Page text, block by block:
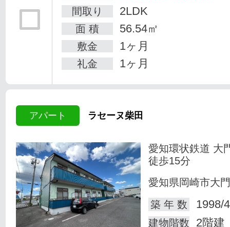
間取り
2LDK
面 積 56.54㎡
敷金 1ヶ月
礼金 1ヶ月
アパート ラセーヌ柴田
愛知環状鉄道 大
徒歩15分
愛知県岡崎市大門
築 年 数
1998/
建物階数 2階建